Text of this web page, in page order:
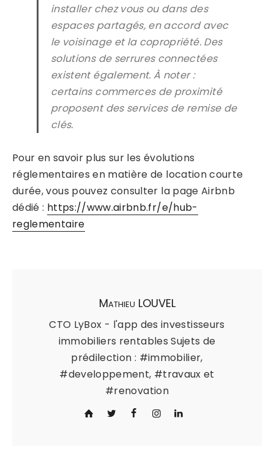
installer chez vous ou dans des
espaces partagés, en accord avec
le voisinage et la copropriété. Des
solutions de serrures connectées
existent également. À noter :
certains commerces de proximité
proposent des services de remise de
clés.
Pour en savoir plus sur les évolutions
réglementaires en matière de location courte
durée, vous pouvez consulter la page Airbnb
dédié : https://www.airbnb.fr/e/hub-
reglementaire
Mathieu LOUVEL
CTO LyBox - l'app des investisseurs
immobiliers rentables Sujets de
prédilection : #immobilier,
#developpement, #travaux et
#renovation